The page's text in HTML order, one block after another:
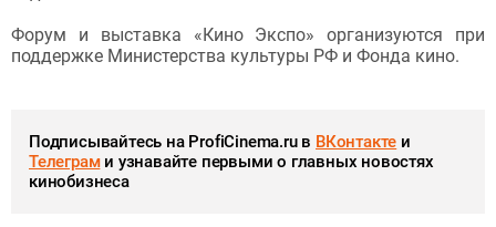
Форум и выставка «Кино Экспо» организуются при
поддержке Министерства культуры РФ и Фонда кино.
Подписывайтесь на ProfiCinema.ru в ВКонтакте и
Телеграми узнавайте первыми о главных новостях
кинобизнеса